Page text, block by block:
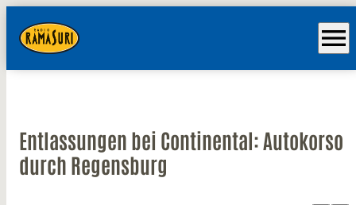
menu
Entlassungen bei Continental: Autokorso
durch Regensburg